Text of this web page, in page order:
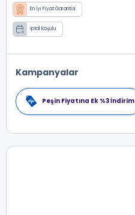
En İyi Fiyat Garantisi
İptal Koşulu
Kampanyalar
Peşin Fiyatına Ek %3 İndirim